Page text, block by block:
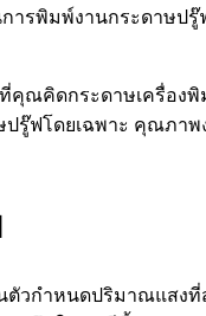
การพิมพ์งานกระดาษ
ณคิดกระดาษเครื่องพิ
รู๊ฟโดยเฉพาะ คุณภา
ตัวกำหนดปริมาณแส